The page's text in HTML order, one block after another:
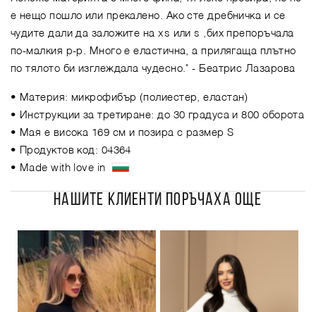
е нещо пошло или прекалено. Ако сте дребничка и се
чудите дали да заложите на xs или s ,бих препоръчала
по-малкия р-р. Много е еластична, а прилягаща плътно
по тялото би изглеждала чудесно." - Беатрис Лазарова
• Материя: микрофибър (полиестер, еластан)
• Инструкции за третиране: до 30 градуса и 800 оборота
• Мая е висока 169 см и позира с размер S
• Продуктов код: 04364
• Made with love in
НАШИТЕ КЛИЕНТИ ПОРЪЧАХА ОЩЕ